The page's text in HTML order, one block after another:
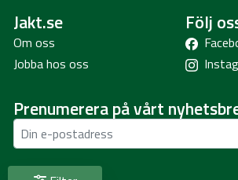
Jakt.se
Om oss
Jobba hos oss
Följ
Prenumerera på vårt